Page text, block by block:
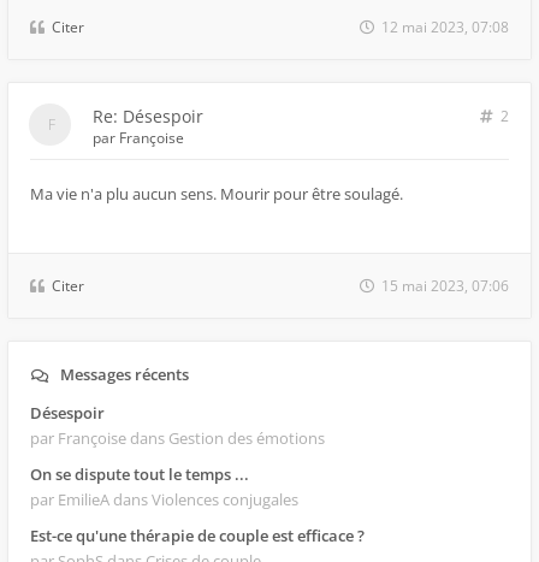
Citer 12 mai 2023, 07:08
Re: Désespoir
2
par Françoise
Ma vie n'a plu aucun sens. Mourir pour être soulagé.
Citer 15 mai 2023, 07:06
Messages récents
Désespoir
par Françoise dans Gestion des émotions
On se dispute tout le temps ...
par EmilieA dans Violences conjugales
Est-ce qu'une thérapie de couple est efficace ?